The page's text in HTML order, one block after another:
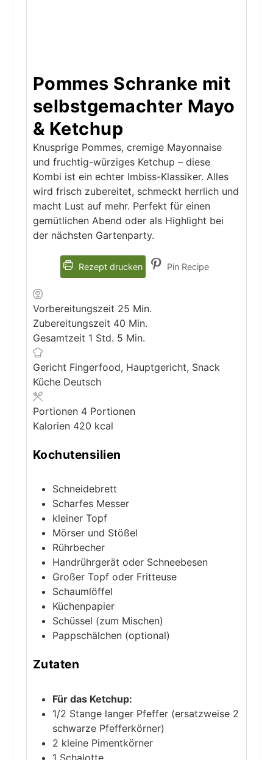
Pommes Schranke mit
selbstgemachter Mayo
& Ketchup
Knusprige Pommes, cremige Mayonnaise
und fruchtig-würziges Ketchup – diese
Kombi ist ein echter Imbiss-Klassiker. Alles
wird frisch zubereitet, schmeckt herrlich und
macht Lust auf mehr. Perfekt für einen
gemütlichen Abend oder als Highlight bei
der nächsten Gartenparty.
Rezept drucken Pin Recipe
Vorbereitungszeit 25Minuten
Min.
Zubereitungszeit 40Minuten
Min.
Gesamtzeit 1Stunde
Std. 5Minuten
Min.
Gericht Fingerfood, Hauptgericht, Snack
Küche Deutsch
Portionen 4 Portionen
Kalorien 420 kcal
Kochutensilien
Schneidebrett
Scharfes Messer
kleiner Topf
Mörser und Stößel
Rührbecher
Handrührgerät oder Schneebesen
Großer Topf oder Fritteuse
Schaumlöffel
Küchenpapier
Schüssel (zum Mischen)
Pappschälchen (optional)
Zutaten
Für das Ketchup:
1/2 Stange langer Pfeffer (ersatzweise 2
schwarze Pfefferkörner)
2 kleine Pimentkörner